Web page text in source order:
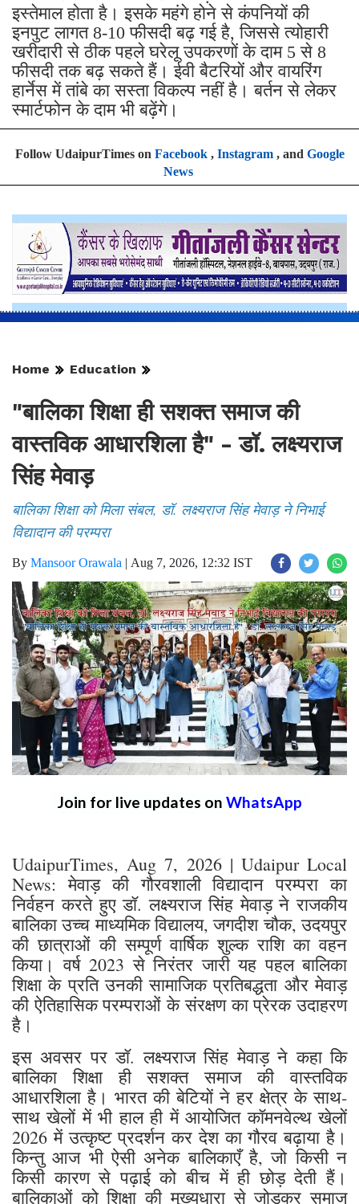
इस्तेमाल होता है। इसके महंगे होने से कंपनियों की
इनपुट लागत 8-10 फीसदी बढ़ गई है, जिससे त्योहारी
खरीदारी से ठीक पहले घरेलू उपकरणों के दाम 5 से 8
फीसदी तक बढ़ सकते हैं। ईवी बैटरियों और वायरिंग
हार्नेस में तांबे का सस्ता विकल्प नहीं है। बर्तन से लेकर
स्मार्टफोन के दाम भी बढ़ेंगे।
Follow UdaipurTimes on Facebook, Instagram, and Google
News
Home Education
"बालिका शिक्षा ही सशक्त समाज की
वास्तविक आधारशिला है" - डॉ. लक्ष्यराज
सिंह मेवाड़
बालिका शिक्षा को मिला संबल, डॉ. लक्ष्यराज सिंह मेवाड़ ने निभाई
विद्यादान की परम्परा
By Mansoor Orawala | Aug 7, 2026, 12:32 IST
Join for live updates on WhatsApp
UdaipurTimes, Aug 7, 2026 | Udaipur Local
News: मेवाड़ की गौरवशाली विद्यादान परम्परा का
निर्वहन करते हुए डॉ. लक्ष्यराज सिंह मेवाड़ ने राजकीय
बालिका उच्च माध्यमिक विद्यालय, जगदीश चौक, उदयपुर
की छात्राओं की सम्पूर्ण वार्षिक शुल्क राशि का वहन
किया। वर्ष 2023 से निरंतर जारी यह पहल बालिका
शिक्षा के प्रति उनकी सामाजिक प्रतिबद्धता और मेवाड़
की ऐतिहासिक परम्पराओं के संरक्षण का प्रेरक उदाहरण
है।
इस अवसर पर डॉ. लक्ष्यराज सिंह मेवाड़ ने कहा कि
बालिका शिक्षा ही सशक्त समाज की वास्तविक
आधारशिला है। भारत की बेटियों ने हर क्षेत्र के साथ-
साथ खेलों में भी हाल ही में आयोजित कॉमनवेल्थ खेलों
2026 में उत्कृष्ट प्रदर्शन कर देश का गौरव बढ़ाया है।
किन्तु आज भी ऐसी अनेक बालिकाएँ है, जो किसी न
किसी कारण से पढ़ाई को बीच में ही छोड़ देती हैं।
बालिकाओं को शिक्षा की मुख्यधारा से जोड़कर समाज